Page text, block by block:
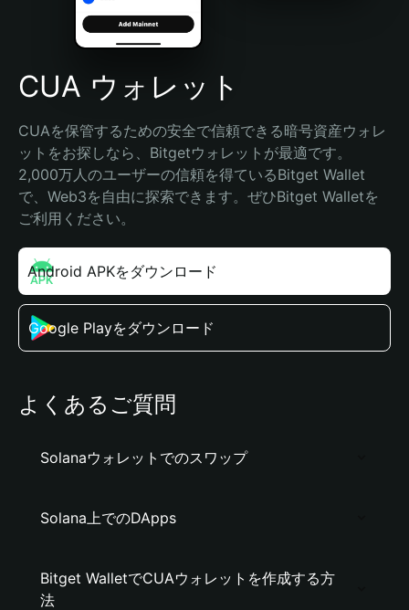
Português (Brasil)
Español (Argentina)
CUA ウォレット
CUAを保管するための安全で信頼できる暗号資産ウォレ
ットをお探しなら、Bitgetウォレットが最適です。
2,000万人のユーザーの信頼を得ているBitget Wallet
で、Web3を自由に探索できます。ぜひBitget Walletを
ご利用ください。
Android APKをダウンロード
Google Playをダウンロード
よくあるご質問
Solanaウォレットでのスワップ
Solana上でのDApps
Bitget WalletでCUAウォレットを作成する方
法